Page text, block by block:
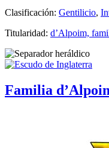
Clasificación: Gentilicio,
Titularidad: d’Alpoim,
Familia